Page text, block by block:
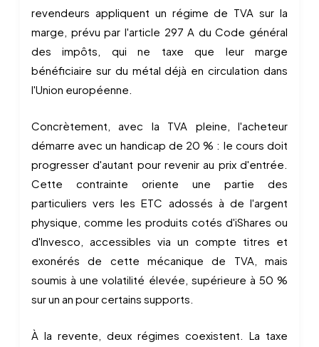
revendeurs appliquent un régime de TVA sur la
marge, prévu par l'article 297 A du Code général
des impôts, qui ne taxe que leur marge
bénéficiaire sur du métal déjà en circulation dans
l'Union européenne.
Concrètement, avec la TVA pleine, l'acheteur
démarre avec un handicap de 20 % : le cours doit
progresser d'autant pour revenir au prix d'entrée.
Cette contrainte oriente une partie des
particuliers vers les ETC adossés à de l'argent
physique, comme les produits cotés d'iShares ou
d'Invesco, accessibles via un compte titres et
exonérés de cette mécanique de TVA, mais
soumis à une volatilité élevée, supérieure à 50 %
sur un an pour certains supports.
À la revente, deux régimes coexistent. La taxe